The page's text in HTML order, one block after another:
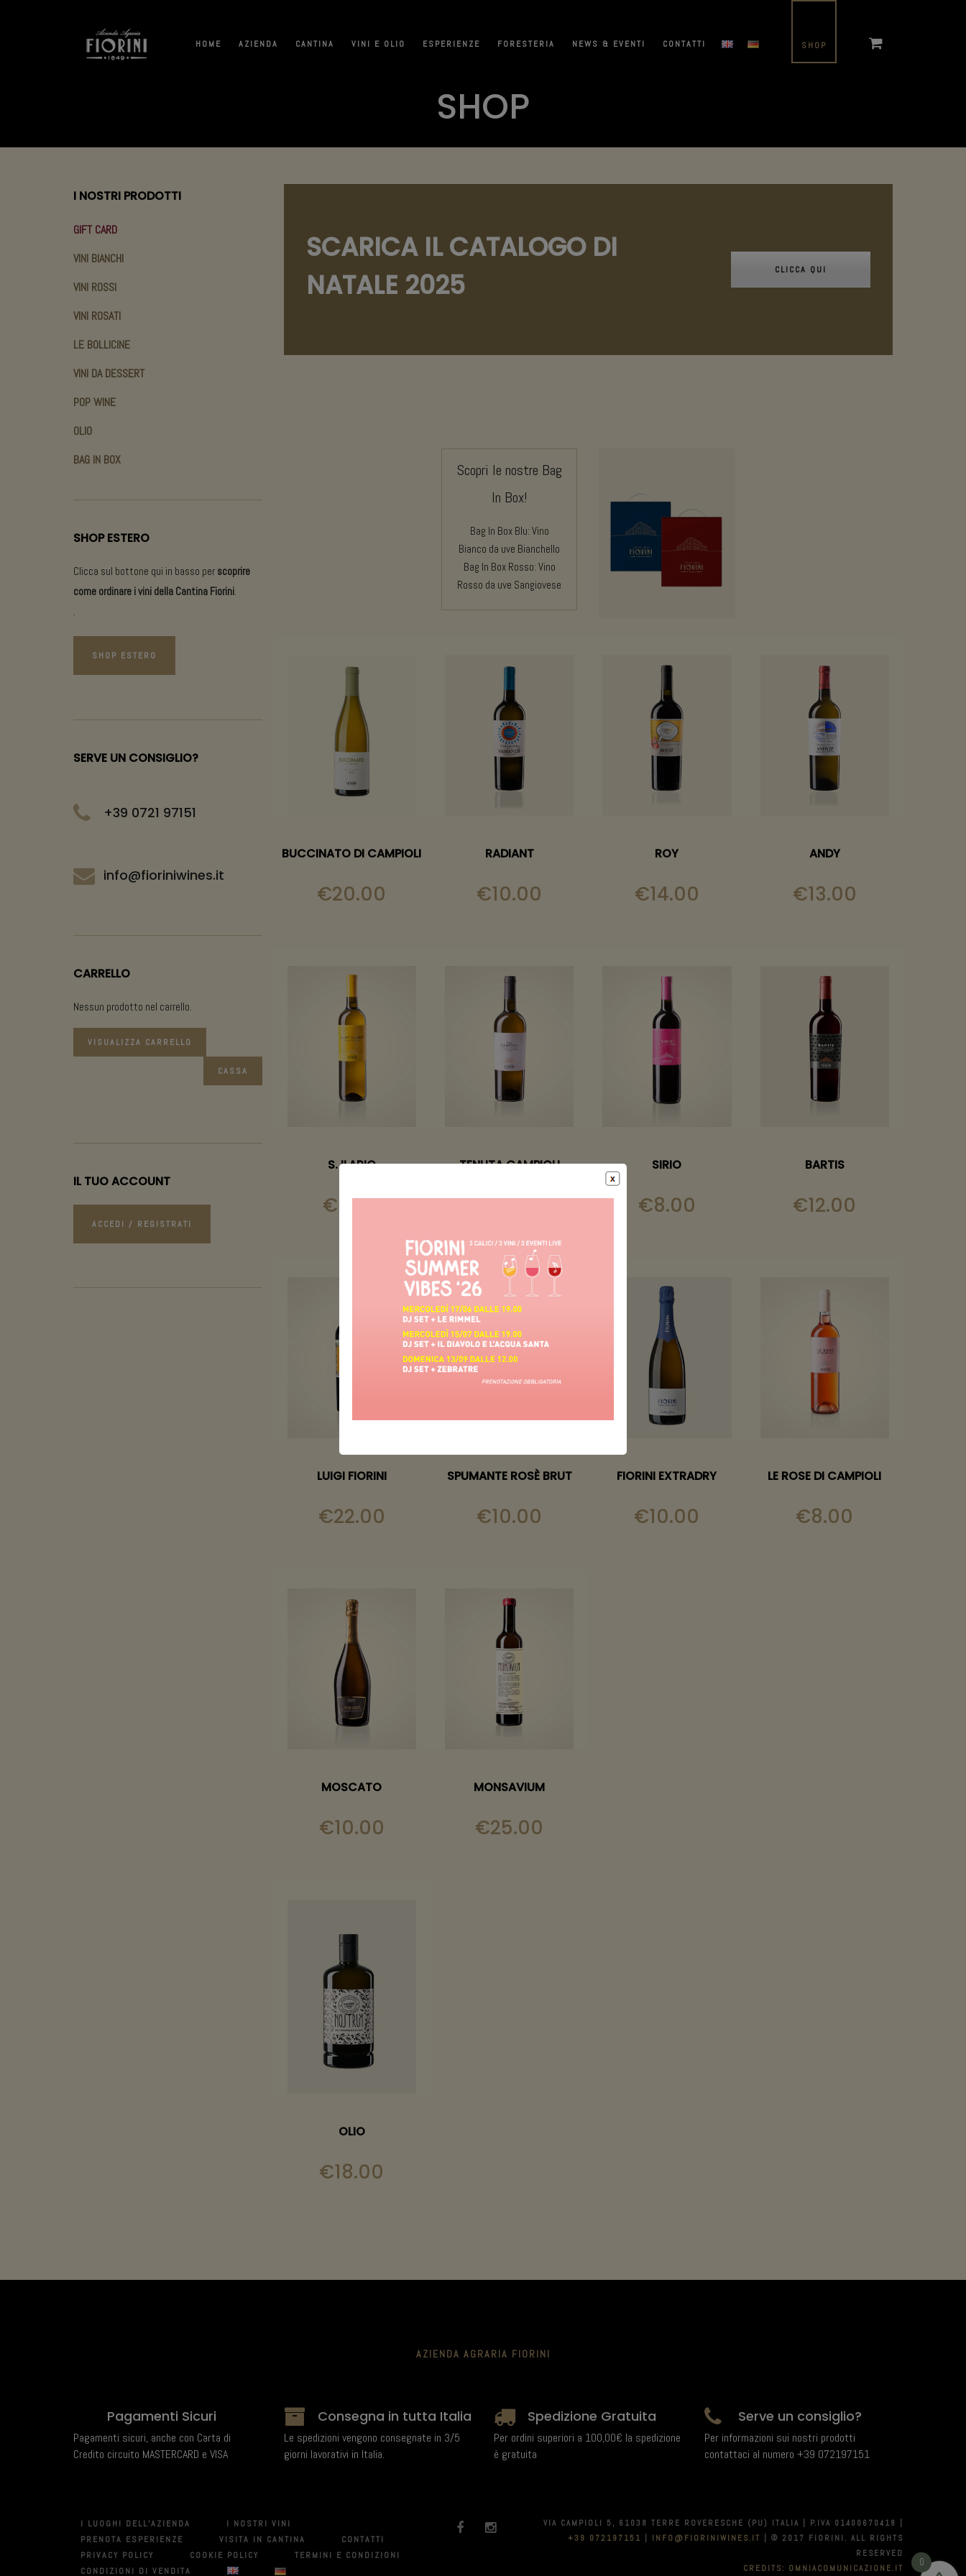
HOME AZIENDA CANTINA VINI E OLIO ESPERIENZE FORESTERIA NEWS & EVENTI CONTATTI SHOP
SHOP
SCARICA IL CATALOGO DI
NATALE 2025
CLICCA QUI
Scopri le nostre Bag
In Box!
Bag In Box Blu: Vino
Bianco da uve Bianchello
Bag In Box Rosso: Vino
Rosso da uve Sangiovese
BUCCINATO DI CAMPIOLI
€20.00
RADIANT
€10.00
ROY
€14.00
ANDY
€13.00
S. ILARIO
€ 8.00
TENUTA CAMPIOLI
€11.00
SIRIO
€8.00
BARTIS
€12.00
LUIGI FIORINI
€22.00
SPUMANTE ROSÈ BRUT
€10.00
FIORINI EXTRADRY
€10.00
LE ROSE DI CAMPIOLI
€8.00
MOSCATO
€10.00
MONSAVIUM
€25.00
OLIO
€18.00
I NOSTRI PRODOTTI
GIFT CARD
VINI BIANCHI
VINI ROSSI
VINI ROSATI
LE BOLLICINE
VINI DA DESSERT
POP WINE
OLIO
BAG IN BOX
SHOP ESTERO
Clicca sul bottone qui in basso per scoprire
come ordinare i vini della Cantina Fiorini.
.
SHOP ESTERO
SERVE UN CONSIGLIO?
+39 0721 97151
info@fioriniwines.it
CARRELLO
Nessun prodotto nel carrello.
VISUALIZZA CARRELLO
CASSA
IL TUO ACCOUNT
ACCEDI / REGISTRATI
AZIENDA AGRARIA FIORINI
Pagamenti Sicuri
Pagamenti sicuri, anche con Carta di
Credito circuito MASTERCARD e VISA
Consegna in tutta Italia
Le spedizioni vengono consegnate in 3/5
giorni lavorativi in Italia.
Spedizione Gratuita
Per ordini superiori a 100,00€ la spedizione
è gratuita
Serve un consiglio?
Per informazioni sui nostri prodotti
contattaci al numero +39 072197151
I LUOGHI DELL’AZIENDA
I NOSTRI VINI
PRENOTA ESPERIENZE
VISITA IN CANTINA
CONTATTI
PRIVACY POLICY
COOKIE POLICY
TERMINI E CONDIZIONI
CONDIZIONI DI VENDITA
VIA CAMPIOLI 5, 61038 TERRE ROVERESCHE (PU) ITALIA | P.IVA 01400670418 |
+39 072197151
INFO@FIORINIWINES.IT
| © 2017 FIORINI. ALL RIGHTS
RESERVED
CREDITS: OMNIACOMUNICAZIONE.IT
0